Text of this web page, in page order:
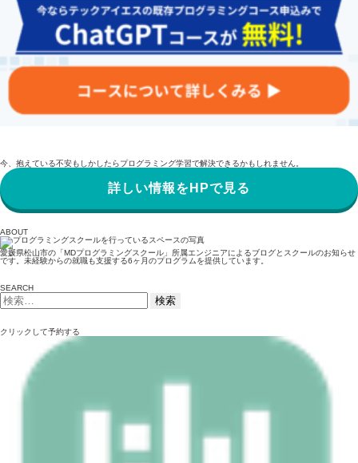
今、抱えている不安もしかしたらプログラミング学習で解決できるかもしれません。
詳しい情報をHPで見る
ABOUT
愛媛県松山市の「MDプログラミングスクール」所属エンジニアによるブログとスクールのお知らせ
です。未経験からの就職も支援する6ヶ月のプログラムを提供しています。
SEARCH
検
索:
クリックして予約する